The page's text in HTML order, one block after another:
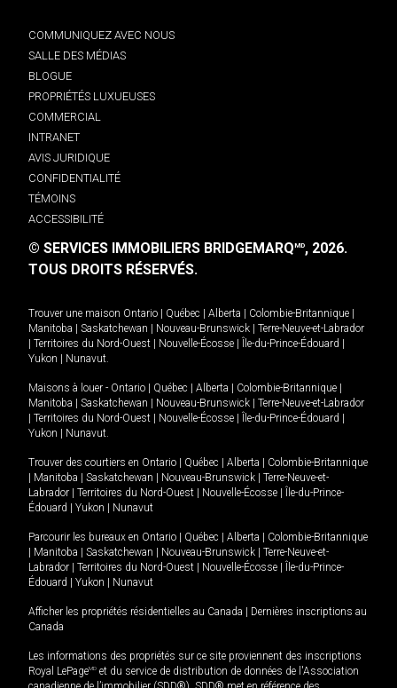
COMMUNIQUEZ AVEC NOUS
SALLE DES MÉDIAS
BLOGUE
PROPRIÉTÉS LUXUEUSES
COMMERCIAL
INTRANET
AVIS JURIDIQUE
CONFIDENTIALITÉ
TÉMOINS
ACCESSIBILITÉ
© SERVICES IMMOBILIERS BRIDGEMARQMD, 2026.
TOUS DROITS RÉSERVÉS.
Trouver une maison Ontario Québec Alberta Colombie-Britannique
Manitoba
Saskatchewan Nouveau-Brunswick
Terre-Neuve-et-Labrador
Territoires du Nord-Ouest Nouvelle-Écosse Île-du-Prince-Édouard
Yukon
Nunavut.
Maisons à louer - Ontario Québec Alberta Colombie-Britannique
Manitoba
Saskatchewan Nouveau-Brunswick
Terre-Neuve-et-Labrador
Territoires du Nord-Ouest Nouvelle-Écosse Île-du-Prince-Édouard
Yukon
Nunavut.
Trouver des courtiers en Ontario Québec Alberta
Colombie-Britannique
Manitoba Saskatchewan Nouveau-Brunswick
Terre-Neuve-et-
Labrador
Territoires du Nord-Ouest Nouvelle-Écosse
Île-du-Prince-
Édouard
Yukon Nunavut
Parcourir les bureaux en Ontario Québec Alberta
Colombie-Britannique
Manitoba Saskatchewan Nouveau-Brunswick
Terre-Neuve-et-
Labrador
Territoires du Nord-Ouest Nouvelle-Écosse
Île-du-Prince-
Édouard
Yukon Nunavut
Afficher les propriétés résidentielles au Canada
Dernières inscriptions au
Canada
Les informations des propriétés sur ce site proviennent des inscriptions
Royal LePageMD et du service de distribution de données de l'Association